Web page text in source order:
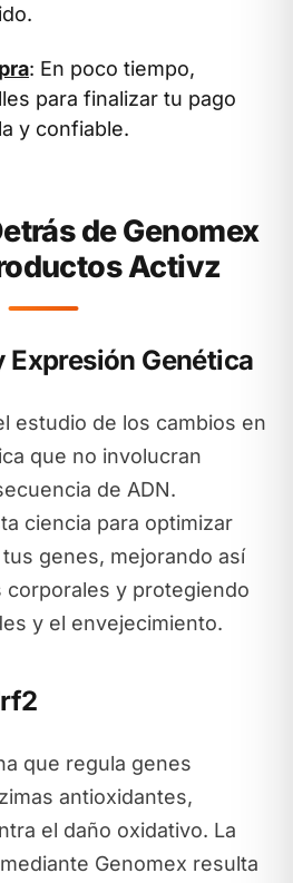
: En poco tiempo,
para finalizar tu pago
y confiable.
de Genomex
Activz
Expresión Genética
estudio de los cambios en
que no involucran
de ADN.
ciencia para optimizar
genes, mejorando así
y protegiendo
y el envejecimiento.
que regula genes
antioxidantes,
el daño oxidativo. La
Genomex resulta